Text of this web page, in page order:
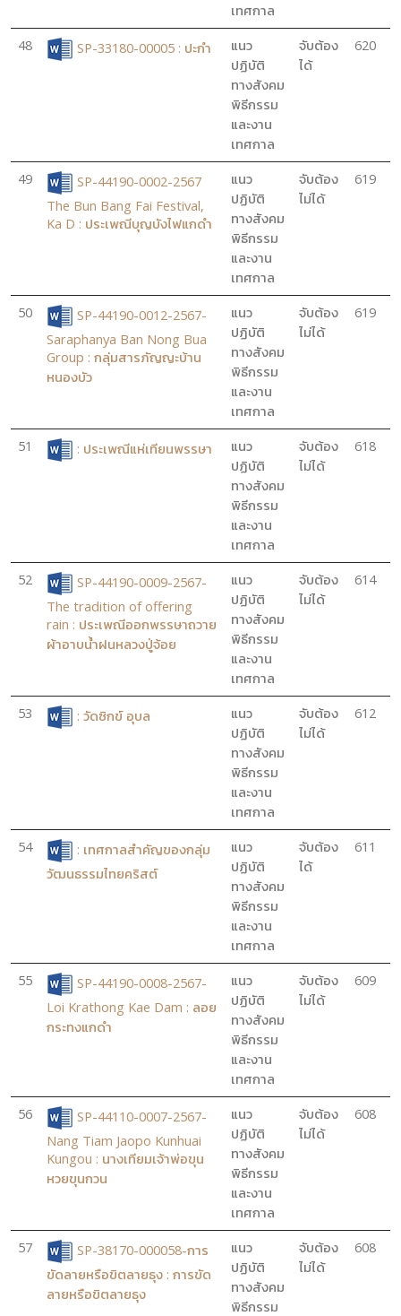
เทศกาล
48
SP-33180-00005 : ปะกำ
แนว
ปฏิบัติ
ทางสังคม
พิธีกรรม
และงาน
เทศกาล
จับต้อง
ได้
620
49
SP-44190-0002-2567
The Bun Bang Fai Festival,
Ka D : ประเพณีบุญบังไฟแกดำ
แนว
ปฏิบัติ
ทางสังคม
พิธีกรรม
และงาน
เทศกาล
จับต้อง
ไม่ได้
619
50
SP-44190-0012-2567-
Saraphanya Ban Nong Bua
Group : กลุ่มสารภัญญะบ้าน
หนองบัว
แนว
ปฏิบัติ
ทางสังคม
พิธีกรรม
และงาน
เทศกาล
จับต้อง
ไม่ได้
619
51 : ประเพณีแห่เทียนพรรษา
แนว
ปฏิบัติ
ทางสังคม
พิธีกรรม
และงาน
เทศกาล
จับต้อง
ไม่ได้
618
52
SP-44190-0009-2567-
The tradition of offering
rain : ประเพณีออกพรรษาถวาย
ผ้าอาบน้ำฝนหลวงปู่จ้อย
แนว
ปฏิบัติ
ทางสังคม
พิธีกรรม
และงาน
เทศกาล
จับต้อง
ไม่ได้
614
53 : วัดซิกข์ อุบล
แนว
ปฏิบัติ
ทางสังคม
พิธีกรรม
และงาน
เทศกาล
จับต้อง
ไม่ได้
612
54
: เทศกาลสำคัญของกลุ่ม
วัฒนธรรมไทยคริสต์
แนว
ปฏิบัติ
ทางสังคม
พิธีกรรม
และงาน
เทศกาล
จับต้อง
ได้
611
55
SP-44190-0008-2567-
Loi Krathong Kae Dam : ลอย
กระทงแกดำ
แนว
ปฏิบัติ
ทางสังคม
พิธีกรรม
และงาน
เทศกาล
จับต้อง
ไม่ได้
609
56
SP-44110-0007-2567-
Nang Tiam Jaopo Kunhuai
Kungou : นางเทียมเจ้าพ่อขุน
หวยขุนกวน
แนว
ปฏิบัติ
ทางสังคม
พิธีกรรม
และงาน
เทศกาล
จับต้อง
ไม่ได้
608
57
SP-38170-000058-การ
ขัดลายหรือขิตลายธุง : การขัด
ลายหรือขิตลายธุง
แนว
ปฏิบัติ
ทางสังคม
พิธีกรรม
จับต้อง
ไม่ได้
608